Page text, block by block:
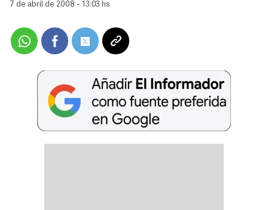
7 de abril de 2008 - 13:03 hs